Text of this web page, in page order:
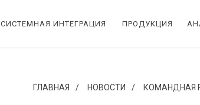
СИСТЕМНАЯ ИНТЕГРАЦИЯ ПРОДУКЦИЯ
ГЛАВНАЯ / НОВОСТИ / КОМАНДНАЯ